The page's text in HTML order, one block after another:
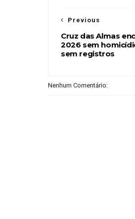
Previous
Cruz das Almas
2026 sem
sem registros
Nenhum Comentário: